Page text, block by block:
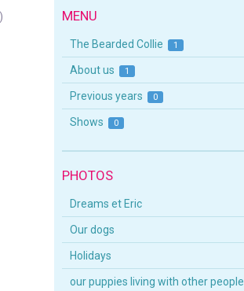
MENU
The Bearded Collie 1
About us 1
Previous years 0
Shows 0
PHOTOS
Dreams et Eric
Our dogs
Holidays
our puppies living with other people